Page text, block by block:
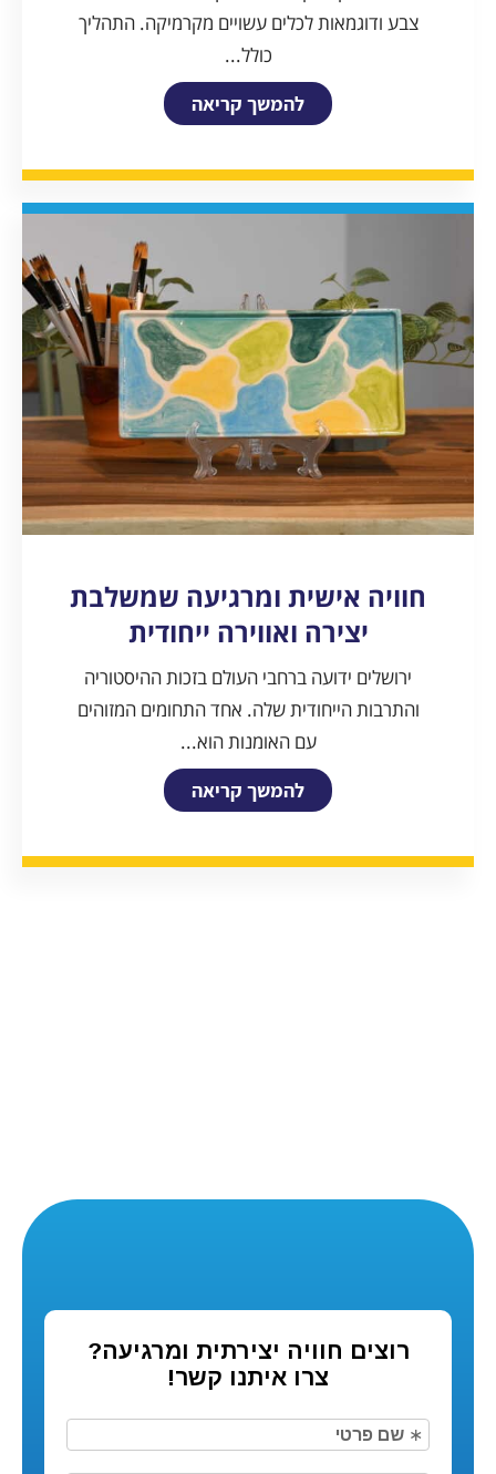
צבע ודוגמאות לכלים עשויים מקרמיקה. התהליך
כולל...
להמשך קריאה
חוויה אישית ומרגיעה שמשלבת
יצירה ואווירה ייחודית
ירושלים ידועה ברחבי העולם בזכות ההיסטוריה
והתרבות הייחודית שלה. אחד התחומים המזוהים
עם האומנות הוא...
להמשך קריאה